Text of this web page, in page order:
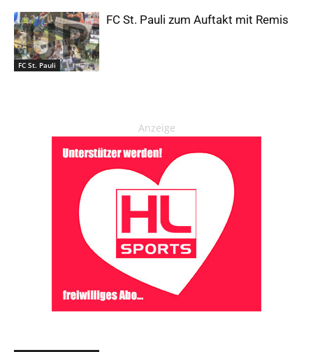
FC St. Pauli
FC St. Pauli zum Auftakt mit Remis
Anzeige